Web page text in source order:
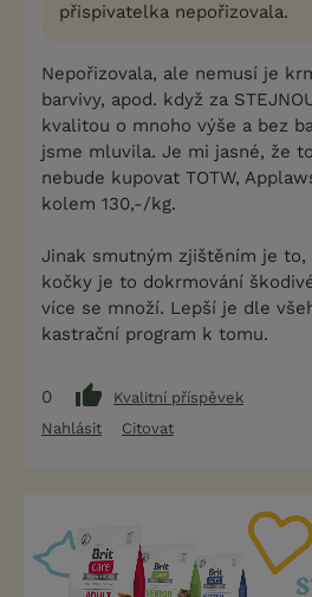
přispivatelka nepořizovala.
Nepořizovala, ale nemusí je
barvivy, apod. když za
kvalitou o mnoho výše a bez
jsme mluvila. Je mi jasné, že
nebude kupovat TOTW,
kolem 130,-/kg.
Jinak smutným zjištěním je to,
kočky je to dokrmování
více se množí. Lepší je dle
kastrační program k tomu.
0
Kvalitní příspěvek
Nahlásit
Citovat